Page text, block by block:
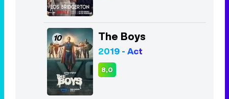
10 The Boys
2019 - Act
8,0